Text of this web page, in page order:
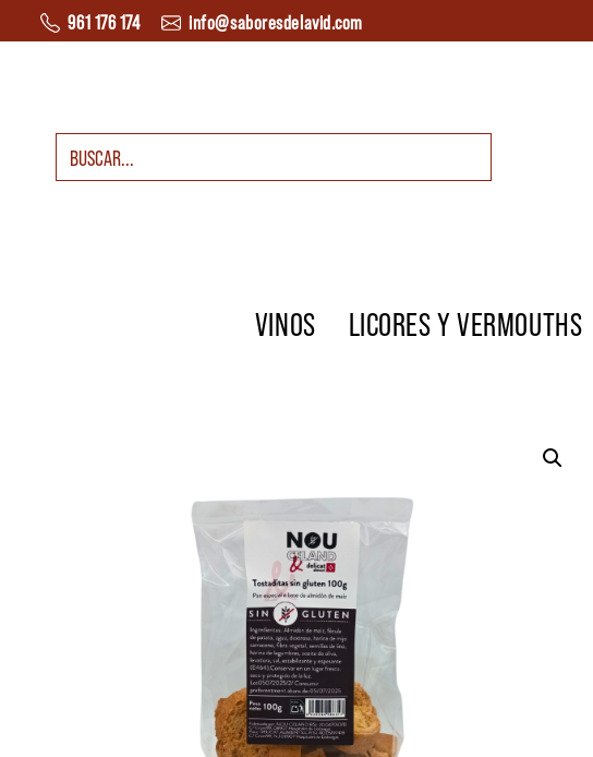
Saltar al contenido
961 176 174 info@saboresdelavid.com
Buscar:
VINOS LICORES Y VERMOUTHS